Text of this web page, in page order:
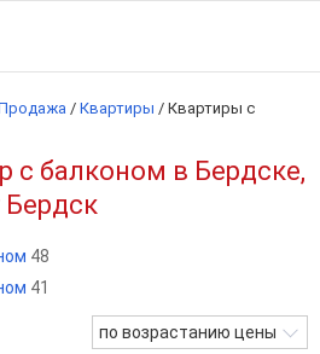
/ Квартиры / Квартиры с
с балконом в Бердске,
Бердск
48
41
по возрастанию цены